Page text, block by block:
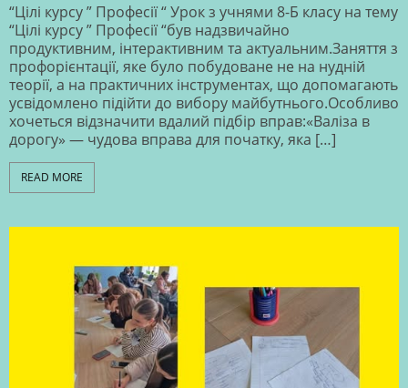
“Цілі курсу ” Професії “ Урок з учнями 8-Б класу на тему
“Цілі курсу ” Професії “був надзвичайно
продуктивним, інтерактивним та актуальним.Заняття з
профорієнтації, яке було побудоване не на нудній
теорії, а на практичних інструментах, що допомагають
усвідомлено підійти до вибору майбутнього.Особливо
хочеться відзначити вдалий підбір вправ:«Валіза в
дорогу» — чудова вправа для початку, яка […]
READ MORE